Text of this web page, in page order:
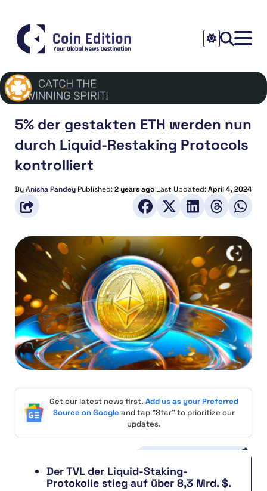
5% der gestakten ETH werden nun
durch Liquid-Restaking Protocols
kontrolliert
ByAnisha Pandey Published:2 years ago Last Updated:April 4, 2024
Get our latest news first. Add us as your Preferred
Source on Google and tap "Star" to prioritize our
updates.
Der TVL der Liquid-Staking-
Protokolle stieg auf über 8,3 Mrd. $.